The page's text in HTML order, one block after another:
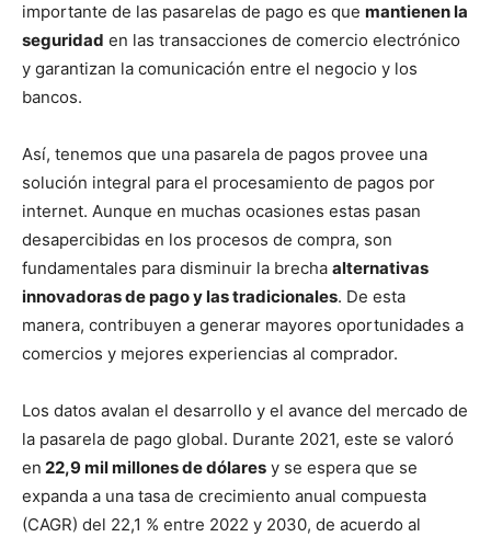
importante de las pasarelas de pago es que mantienen la
seguridad en las transacciones de comercio electrónico
y garantizan la comunicación entre el negocio y los
bancos.
Así, tenemos que una pasarela de pagos provee una
solución integral para el procesamiento de pagos por
internet. Aunque en muchas ocasiones estas pasan
desapercibidas en los procesos de compra, son
fundamentales para disminuir la brecha alternativas
innovadoras de pago y las tradicionales. De esta
manera, contribuyen a generar mayores oportunidades a
comercios y mejores experiencias al comprador.
Los datos avalan el desarrollo y el avance del mercado de
la pasarela de pago global. Durante 2021, este se valoró
en 22,9 mil millones de dólares y se espera que se
expanda a una tasa de crecimiento anual compuesta
(CAGR) del 22,1 % entre 2022 y 2030, de acuerdo al